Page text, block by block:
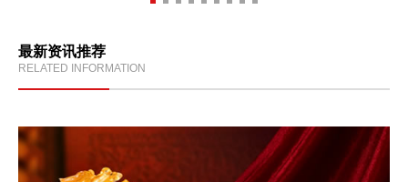
最新资讯推荐
RELATED INFORMATION